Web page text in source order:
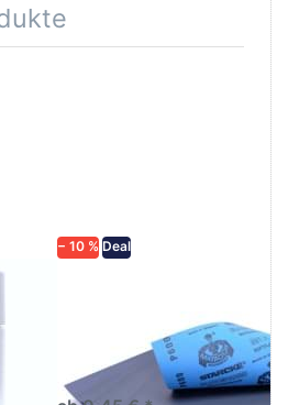
− 10 % Deal
diversen Körnungen
Nass-Schleifpapier zur nass
und trocken anwendung